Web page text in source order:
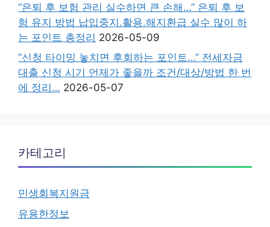
“은퇴 후 보험 관리 실수하면 큰 손해…” 은퇴 후 보
험 유지 방법 납입중지.활용.해지환급 실수 많이 하
는 포인트 총정리 2026-05-09
“신청 타이밍 놓치면 후회하는 포인트…” 전세자금
대출 신청 시기 언제가 좋을까 조건/대상/방법 한 번
에 정리… 2026-05-07
카테고리
민생회복지원금
유용한정보